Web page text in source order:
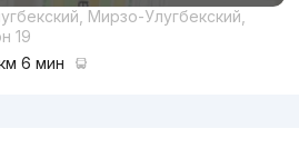
Комфорт
Мирзо-Улугбекский,
19
6 мин